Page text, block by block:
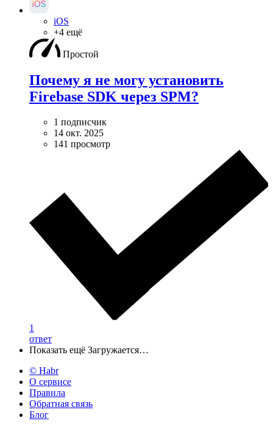
iOS
+4 ещё
Простой
Почему я не могу установить
Firebase SDK через SPM?
1 подписчик
14 окт. 2025
141 просмотр
1
ответ
Показать ещё Загружается…
© Habr
О сервисе
Правила
Обратная связь
Блог